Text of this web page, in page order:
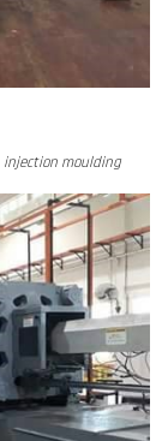
injection moulding